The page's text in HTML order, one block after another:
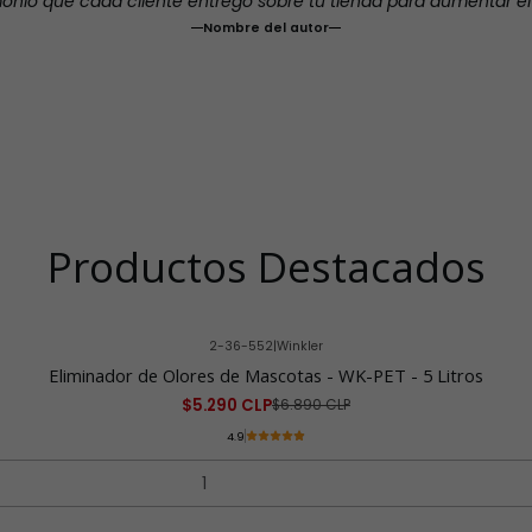
Nombre del autor
Productos Destacados
2-36-552|Winkler
Eliminador de Olores de Mascotas - WK-PET - 5 Litros
$5.290 CLP$6.890 CLP
4.9